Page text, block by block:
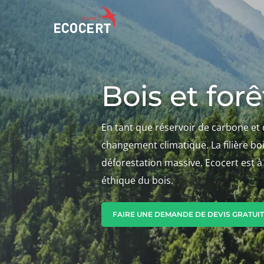
NOS SERVICES
Certification
Formation
Conseil
ECOCERT
Qui sommes nous ?
Actualités
Carrières
Bois et
En tant que réservoir de carbone
changement climatique. La filière
déforestation massive. Ecocert est
éthique du bois.
FAIRE UNE DEMANDE DE DEVIS